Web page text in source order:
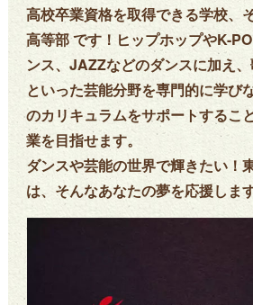
高校卒業資格を取得できる学校、
高等部 です！ヒップホップやK-
ンス、JAZZなどのダンスに加え
といった芸能分野を専門的に学び
のカリキュラムをサポートするこ
業を目指せます。
ダンスや芸能の世界で輝きたい！
は、そんなあなたの夢を応援します